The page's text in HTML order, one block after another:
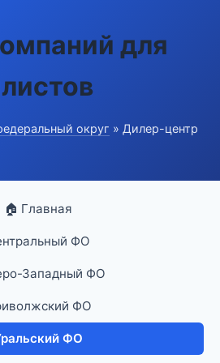
для
округ » Дилер-центр
🏠 Главная
ФО
Западный ФО
ФО
ФО